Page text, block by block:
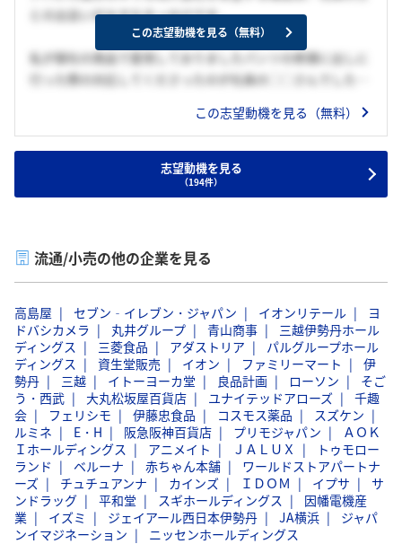
との出会いが大きなきっかけです。
私が御社の商品で愛用しておりましたパンツの修理に出しに
行った際の対応してくださったのが社員の◯◯さんでした。
そのパンツを受け取った瞬間、「こんなにも愛用してくださ
商品に対してすごく愛情を持った方だなと感銘を受けまし
この経験を通じて、私自身も販売員6年間で培ってきた接客
って接することのできる販売員を目指したく、志望いたしま
した。
この志望動機を見る（無料）
この志望動機を見る（無料）
志望動機を見る
（194件）
流通/小売の他の企業を見る
高島屋 セブン‐イレブン・ジャパン イオンリテール
ヨ
ドバシカメラ
丸井グループ 青山商事
三越伊勢丹ホール
ディングス
三菱食品 アダストリア
パルグループホール
ディングス
資生堂販売 イオン ファミリーマート
伊
勢丹
三越 イトーヨーカ堂 良品計画 ローソン
そご
う・西武
大丸松坂屋百貨店 ユナイテッドアローズ
千趣
会
フェリシモ 伊藤忠食品 コスモス薬品
スズケン
ルミネ
E・H 阪急阪神百貨店 プリモジャパン
ＡＯＫ
Ｉホールディングス
アニメイト ＪＡＬＵＸ
トゥモロー
ランド
ベルーナ 赤ちゃん本舗
ワールドストアパートナ
ーズ
チュチュアンナ カインズ ＩＤＯＭ イプサ
サ
ンドラッグ
平和堂 スギホールディングス
因幡電機産
業
イズミ ジェイアール西日本伊勢丹 JA横浜
ジャパ
ンイマジネーション
ニッセンホールディングス